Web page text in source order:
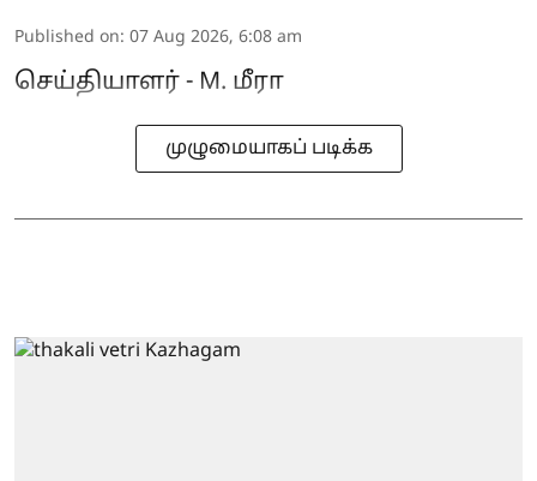
Published on: 07 Aug 2026, 6:08 am
செய்தியாளர் - M. மீரா
முழுமையாகப் படிக்க